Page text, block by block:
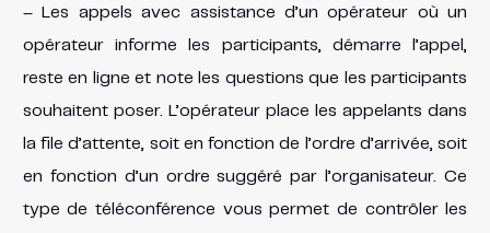
– Les appels avec assistance d’un opérateur où un
opérateur informe les participants, démarre l’appel,
reste en ligne et note les questions que les participants
souhaitent poser. L’opérateur place les appelants dans
la file d’attente, soit en fonction de l’ordre d’arrivée, soit
en fonction d’un ordre suggéré par l’organisateur. Ce
type de téléconférence vous permet de contrôler les